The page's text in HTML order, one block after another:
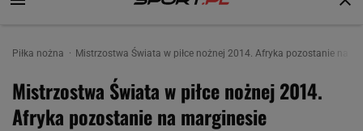
Piłka nożna Mistrzostwa Świata w piłce nożnej 2014. Afryka pozostanie na
Mistrzostwa Świata w piłce nożnej 2014.
Afryka pozostanie na marginesie